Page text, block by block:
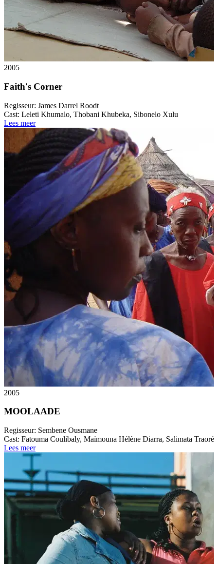
2005
Faith's Corner
Regisseur: James Darrel Roodt
Cast: Leleti Khumalo, Thobani Khubeka, Sibonelo Xulu
Lees meer
2005
MOOLAADE
Regisseur: Sembene Ousmane
Cast: Fatouma Coulibaly, Maïmouna Hélène Diarra, Salimata Traoré
Lees meer